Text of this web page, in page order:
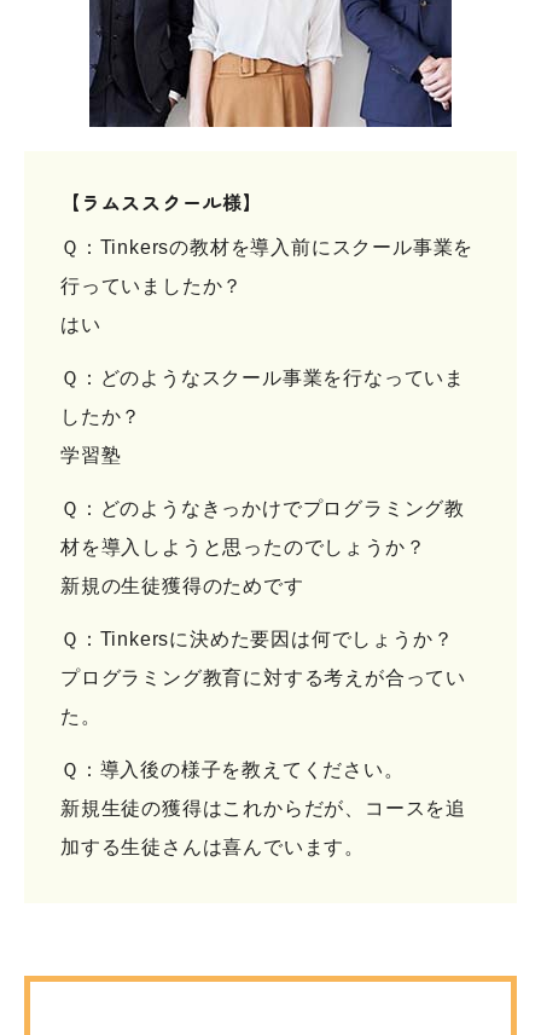
【ラムススクール様】
Ｑ：Tinkersの教材を導入前にスクール事業を
行っていましたか？
はい
Ｑ：どのようなスクール事業を行なっていま
したか？
学習塾
Ｑ：どのようなきっかけでプログラミング教
材を導入しようと思ったのでしょうか？
新規の生徒獲得のためです
Ｑ：Tinkersに決めた要因は何でしょうか？
プログラミング教育に対する考えが合ってい
た。
Ｑ：導入後の様子を教えてください。
新規生徒の獲得はこれからだが、コースを追
加する生徒さんは喜んでいます。